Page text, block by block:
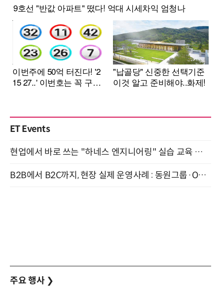
ET Events
현업에서 바로 쓰는 "하네스 엔지니어링" 실습 교육 워크숍 8월 20일 개최
B2B에서 B2C까지, 현장 실제 운영사례 : 동원그룹·OCI·다이닝브랜즈그룹·당근 (8/27)
주요 행사 ❯